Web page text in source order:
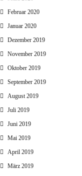
Februar 2020
Januar 2020
Dezember 2019
November 2019
Oktober 2019
September 2019
August 2019
Juli 2019
Juni 2019
Mai 2019
April 2019
März 2019